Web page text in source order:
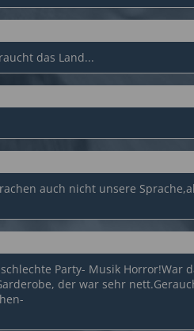
das Land...
auch nicht unsere
Party- Musik Horror!War
der war sehr